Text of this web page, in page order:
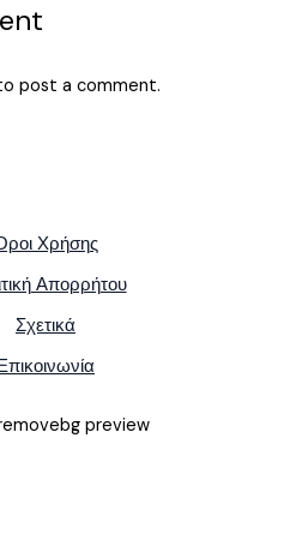
post a comment.
Χρήσης
Απορρήτου
Σχετικά